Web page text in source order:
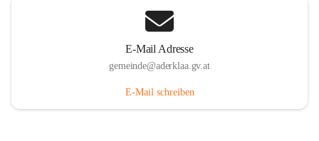
E-Mail Adresse
gemeinde@aderklaa.gv.at
E-Mail schreiben